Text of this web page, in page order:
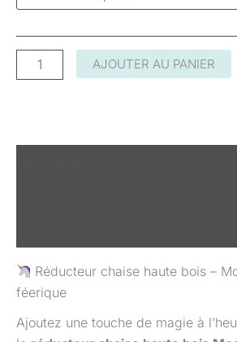
AJOUTER AU PANIER
Réducteur chaise haute bois –
féerique
Ajoutez une touche de magie à